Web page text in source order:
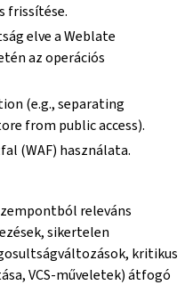
frissítése.
elve a Weblate
az operációs
(e.g., separating
from public access).
(WAF) használata.
releváns
sikertelen
kritikus
VCS-műveletek) átfogó